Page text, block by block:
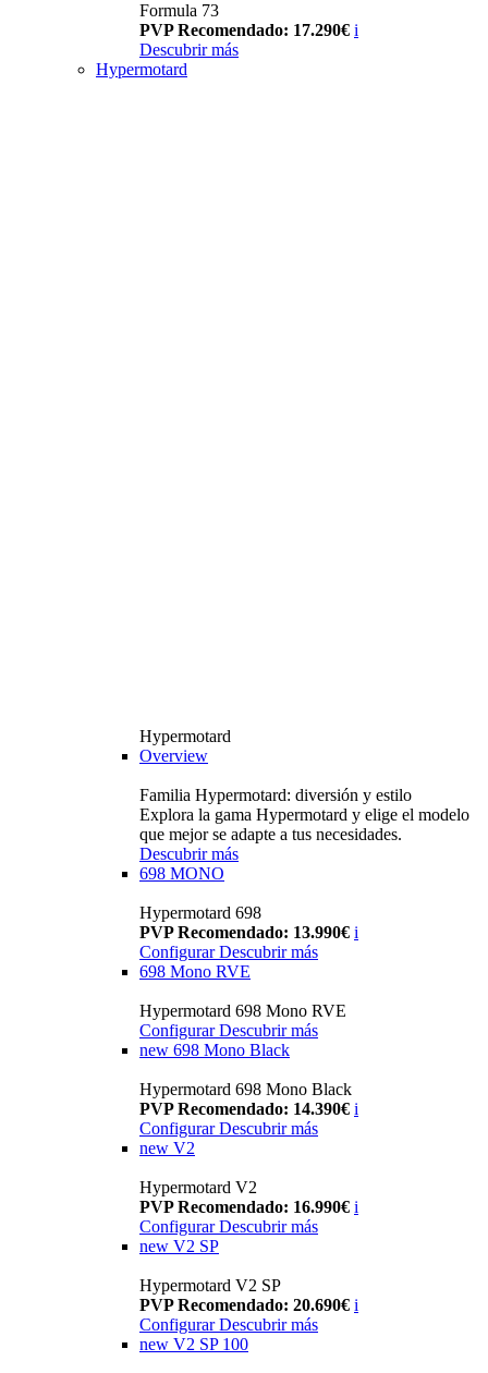
Formula 73
PVP Recomendado: 17.290€ i
Descubrir más
Hypermotard
Hypermotard
Overview
Familia Hypermotard: diversión y estilo
Explora la gama Hypermotard y elige el modelo
que mejor se adapte a tus necesidades.
Descubrir más
698 MONO
Hypermotard 698
PVP Recomendado: 13.990€ i
ConfigurarDescubrir más
698 Mono RVE
Hypermotard 698 Mono RVE
Configurar Descubrir más
new 698 Mono Black
Hypermotard 698 Mono Black
PVP Recomendado: 14.390€ i
Configurar Descubrir más
new V2
Hypermotard V2
PVP Recomendado: 16.990€ i
Configurar Descubrir más
new V2 SP
Hypermotard V2 SP
PVP Recomendado: 20.690€ i
Configurar Descubrir más
new V2 SP 100